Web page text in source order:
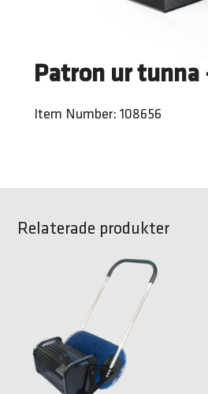
Patron ur tunna
Item Number: 108656
Relaterade produkter